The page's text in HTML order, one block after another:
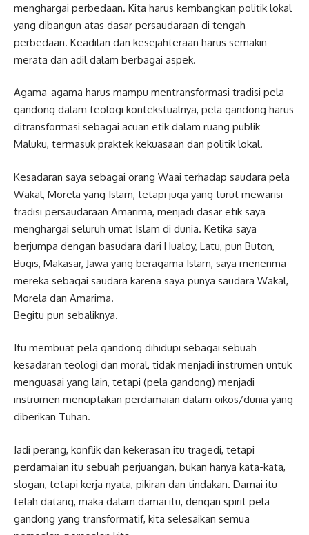
menghargai perbedaan. Kita harus kembangkan politik lokal
yang dibangun atas dasar persaudaraan di tengah
perbedaan. Keadilan dan kesejahteraan harus semakin
merata dan adil dalam berbagai aspek.
Agama-agama harus mampu mentransformasi tradisi pela
gandong dalam teologi kontekstualnya, pela gandong harus
ditransformasi sebagai acuan etik dalam ruang publik
Maluku, termasuk praktek kekuasaan dan politik lokal.
Kesadaran saya sebagai orang Waai terhadap saudara pela
Wakal, Morela yang Islam, tetapi juga yang turut mewarisi
tradisi persaudaraan Amarima, menjadi dasar etik saya
menghargai seluruh umat Islam di dunia. Ketika saya
berjumpa dengan basudara dari Hualoy, Latu, pun Buton,
Bugis, Makasar, Jawa yang beragama Islam, saya menerima
mereka sebagai saudara karena saya punya saudara Wakal,
Morela dan Amarima.
Begitu pun sebaliknya.
Itu membuat pela gandong dihidupi sebagai sebuah
kesadaran teologi dan moral, tidak menjadi instrumen untuk
menguasai yang lain, tetapi (pela gandong) menjadi
instrumen menciptakan perdamaian dalam oikos/dunia yang
diberikan Tuhan.
Jadi perang, konflik dan kekerasan itu tragedi, tetapi
perdamaian itu sebuah perjuangan, bukan hanya kata-kata,
slogan, tetapi kerja nyata, pikiran dan tindakan. Damai itu
telah datang, maka dalam damai itu, dengan spirit pela
gandong yang transformatif, kita selesaikan semua